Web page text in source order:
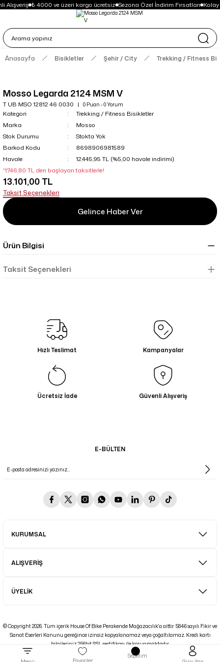
Alışveriş ₺ 4000 ve üzeri kargo ücretsiz Sezona Özel İndirim Fırsatları Kolay
Anasayfa Bisikletler Şehir / City Trekking / Fitness
Mosso Legarda 2124 MSM V
T UB MSO 12812 46 0030 0 Puan - 0 Yorum
Kategori
Trekking / Fitness Bisikletler
Marka
Mosso
Stok Durumu
Stokta Yok
Barkod Kodu
8698906981589
Havale
12.445,95 TL (%5,00 havale indirimi)
*1.746,80 TL den başlayan taksitlerle!
13.101,00 TL
Taksit Seçenekleri
Gelince Haber Ver
Ürün Bilgisi
Taksit Seçenekleri
Hızlı Teslimat Kampanyalar
Ücretsiz İade Güvenli Alışveriş
E-BÜLTEN
KURUMSAL
ALIŞVERİŞ
ÜYELİK
© Copyright 2026. Tüm içerik House Of Bike Perakende Mağazacılık'a aittir. 5846 sayılı Fikir ve
Sanat Eserleri Kanunu gereğince izinsiz kopyalanamaz veya çoğaltılamaz. Kredi kartı
bilgileriniz 256bit SSL sertifikası ile korunmaktadır.
Favoriler
Sepetim
ideasoft e-